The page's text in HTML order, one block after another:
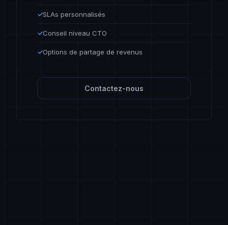
✓SLAs personnalisés
✓Conseil niveau CTO
✓Options de partage de revenus
Contactez-nous